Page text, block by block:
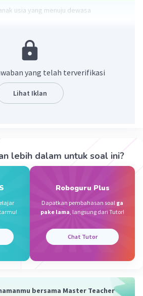
usia yang menuju dewasa
14:12
berbagai perubahan fisik,
dan kognitif yang signifikan.
usia sekitar 10 hingga 19
yang telah terverifikasi
Lihat Iklan
lebih dalam untuk soal ini?
Roboguru Plus
Dapatkan pembahasan soal ga
pake lama, langsung dari Tutor!
Chat Tutor
bersama Master Teacher